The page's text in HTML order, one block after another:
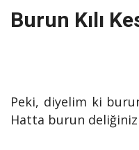
Burun Kılı
Peki, diyelim ki
Hatta burun deliğiniz